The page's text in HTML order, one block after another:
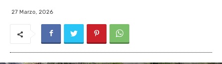
27 Marzo, 2026